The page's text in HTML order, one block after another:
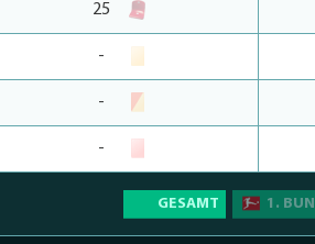
25
-
-
-
GESAMT 1.